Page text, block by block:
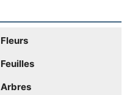
Fleurs
Feuilles
Arbres